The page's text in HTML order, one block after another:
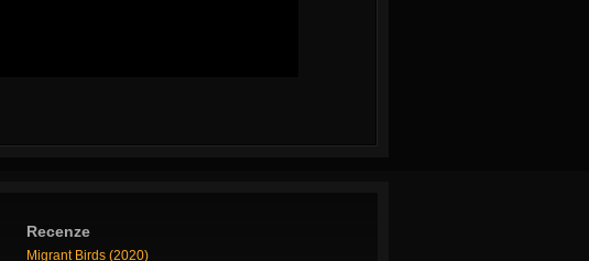
Recenze
Migrant Birds (2020)